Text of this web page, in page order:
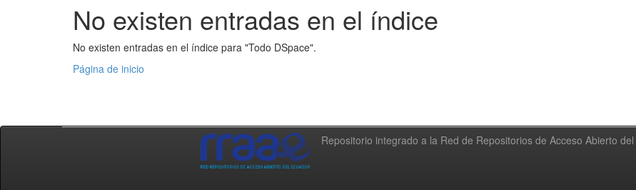
No existen entradas en el índice
No existen entradas en el índice para "Todo DSpace".
Página de inicio
Repositorio integrado a la Red de Repositorios de Acceso Abierto